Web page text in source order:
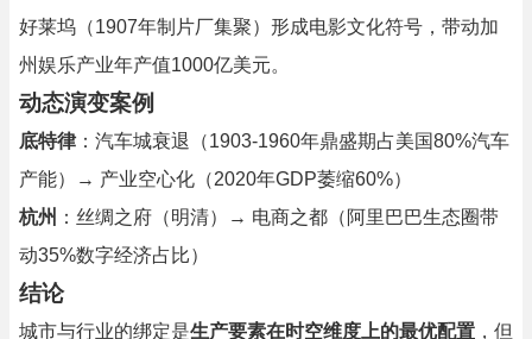
好莱坞（1907年制片厂集聚）形成电影文化符号，带动加
州娱乐产业年产值1000亿美元。
动态演变案例
底特律：汽车城衰退（1903-1960年鼎盛期占美国80%汽车
产能）→ 产业空心化（2020年GDP萎缩60%）
杭州 ：丝绸之府（明清）→ 电商之都（阿里巴巴生态圈带
动35%数字经济占比）
结论
城市与行业的绑定是生产要素在时空维度上的最优配置 ，但